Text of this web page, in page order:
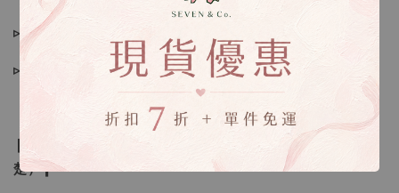
▹現貨商品１～３日內寄出
▹預購商品７～２１日（不含假日）寄出，如遇缺貨請見諒！
❙ 本賣場不接受下標後要求取消訂單（下標前請三思與看清
楚）❙